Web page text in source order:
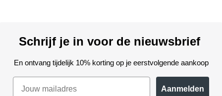
Schrijf je in voor de nieuwsbrief
En ontvang tijdelijk 10% korting op je eerstvolgende aankoop
Aanmelden